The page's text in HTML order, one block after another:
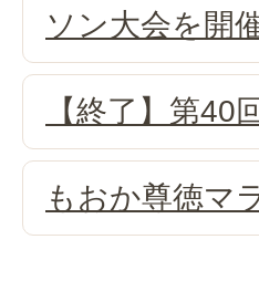
ソン大会を開
【終了】第40
もおか尊徳マ